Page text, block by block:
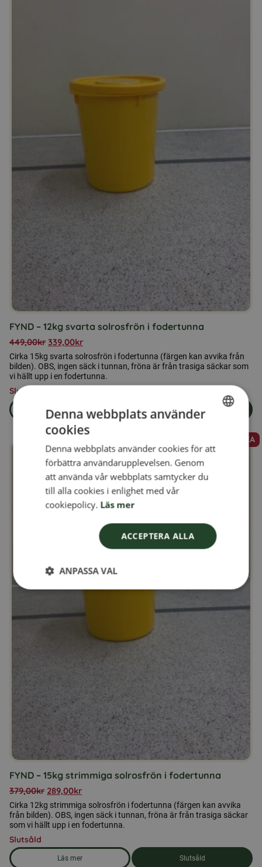
FYND – 12kg svarta solrosfrön i fodertunna
449,00kr 339,00kr
Cirka 15kg svarta solrosfrön i fodertunna (färgen kan avvika från
bilden). OBS, ingen säck i tunnan, fröna är från trasiga säckar som
vi hällt upp i en fodertunna.
Slutsåld
Läs mer
om produkten FYND - 12kg svarta solrosfrön i fodertunna
Slutsåld
REA
FYND – 15kg strimmiga solrosfrön i fodertunna
379,00kr 289,00kr
Cirka 12kg strimmiga solrosfrön i fodertunna (färgen kan avvika
från bilden). OBS, ingen säck i tunnan, fröna är från trasiga säckar
som vi hällt upp i en fodertunna.
Slutsåld
Läs mer
om produkten FYND - 15kg strimmiga solrosfrön i
Slutsåld
FINNISH
DANISH
Denna webbplats använder
cookies
Denna webbplats använder cookies för att
förbättra användarupplevelsen. Genom
att använda vår webbplats samtycker du
till alla cookies i enlighet med vår
cookiepolicy. Läs mer
ACCEPTERA ALLA
ANPASSA VAL